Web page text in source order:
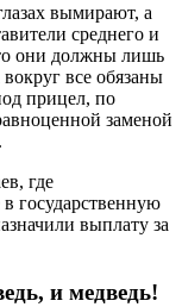
вымирают, а
среднего и
они должны лишь
вокруг все обязаны
прицел, по
заменой
где
государственную
выплату за
и медведь!